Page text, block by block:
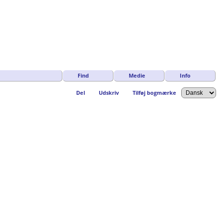
Find Medie Info
Del Udskriv Tilføj bogmærke